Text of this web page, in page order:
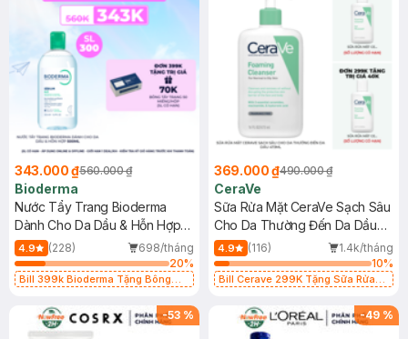
343.000 ₫560.000 ₫
Bioderma
Nước Tẩy Trang Bioderma
Dành Cho Da Dầu & Hỗn Hợp
500ml
4.9 (228)
698/tháng
20%
Bill 399k Bioderma Tặng Bông
369.000 ₫490.000 ₫
CeraVe
Sữa Rửa Mặt CeraVe Sạch Sâu
Cho Da Thường Đến Da Dầu
473ml
4.9 (116)
1.4k/tháng
10%
Bill Cerave 299K Tặng Sữa Rửa
-53 % -49 %